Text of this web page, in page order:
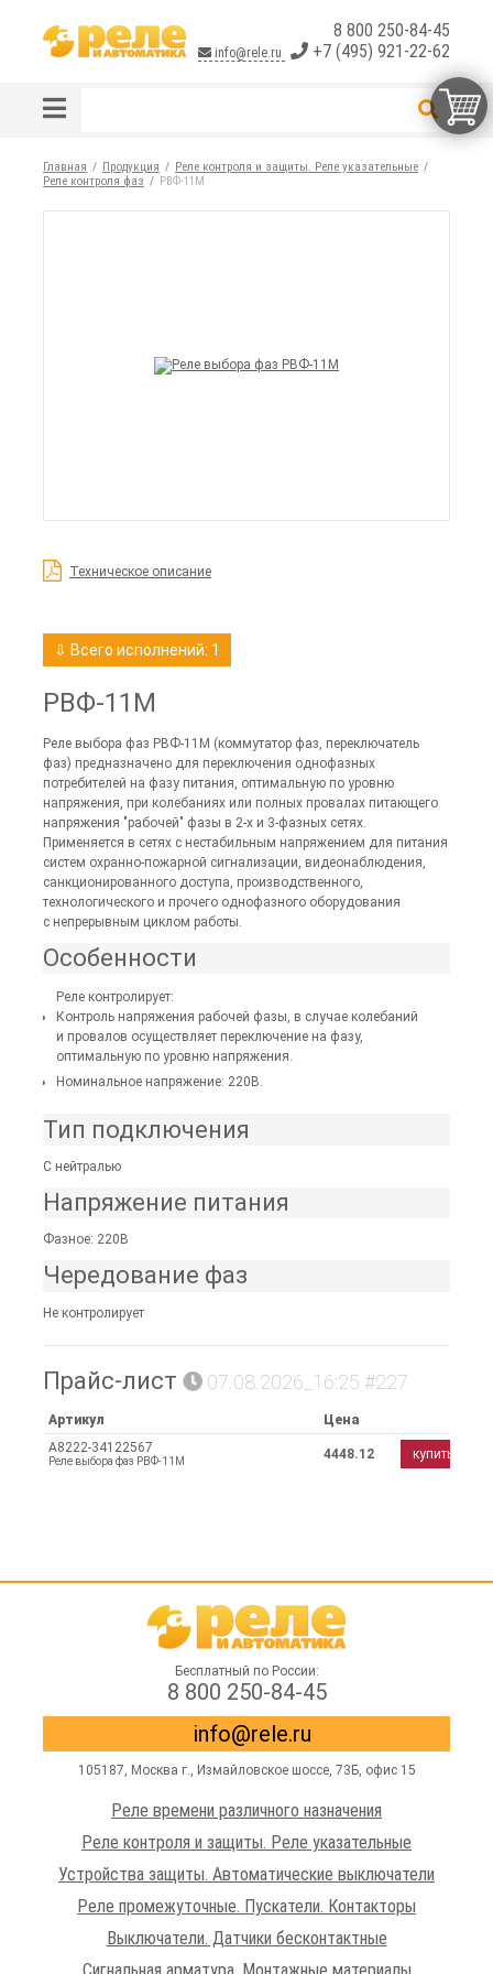
8 800 250-84-45
info@rele.ru +7 (495) 921-22-62
Главная Продукция
Реле контроля и защиты. Реле указательные
Реле контроля фаз
РВФ-11М
Техническое описание
⇩ Всего исполнений: 1
РВФ-11М
Реле выбора фаз РВФ-11М (коммутатор фаз, переключатель
фаз) предназначено для переключения однофазных
потребителей на фазу питания, оптимальную по уровню
напряжения, при колебаниях или полных провалах питающего
напряжения "рабочей" фазы в 2-х и 3-фазных сетях.
Применяется в сетях с нестабильным напряжением для питания
систем охранно-пожарной сигнализации, видеонаблюдения,
санкционированного доступа, производственного,
технологического и прочего однофазного оборудования
с непрерывным циклом работы.
Особенности
Реле контролирует:
Контроль напряжения рабочей фазы, в случае колебаний
и провалов осуществляет переключение на фазу,
оптимальную по уровню напряжения.
Номинальное напряжение: 220В.
Тип подключения
С нейтралью
Напряжение питания
Фазное: 220В
Чередование фаз
Не контролирует
Прайс-лист 07.08.2026_16:25 #227
Артикул
Цена
A8222-34122567
Реле выбора фаз РВФ-11М 4448.12 купить
Бесплатный по России:
8 800 250-84-45
info@rele.ru
105187, Москва г. Измайловское шоссе, 73Б, офис 15
Реле времени различного назначения
Реле контроля и защиты. Реле указательные
Устройства защиты. Автоматические выключатели
Реле промежуточные. Пускатели. Контакторы
Выключатели. Датчики бесконтактные
Сигнальная арматура. Монтажные материалы